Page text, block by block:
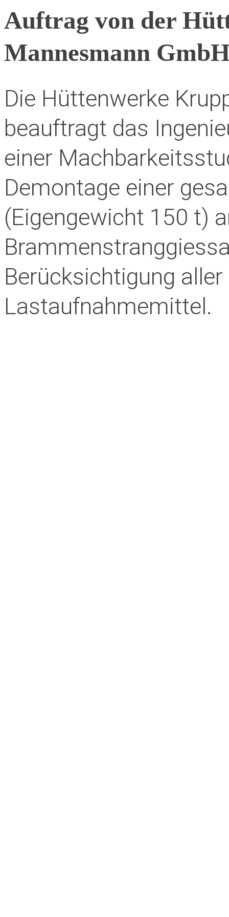
Auftrag von der
Mannesmann
Die Hüttenwerke
beauftragt das
einer
Demontage einer
(Eigengewicht 150 t)
Berücksichtigung
Lastaufnahmemittel.